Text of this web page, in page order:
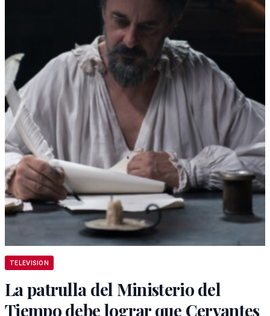
TELEVISION
La patrulla del Ministerio del
Tiempo debe lograr que Cervantes